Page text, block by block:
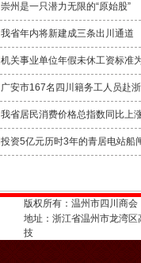
崇州是一只潜力无限的“原始股”
我省年内将新建成三条出川通道
机关事业单位年假未休工资标准
广安市167名四川籍务工人员赴
我省居民消费价格总指数同比上
投资5亿元历时3年的青居电站船
版权所有：温州市四川商
地址：浙江省温州市龙湾
技